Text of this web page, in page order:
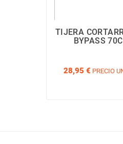
TIJERA
BYPASS
28,95 € PRECIO